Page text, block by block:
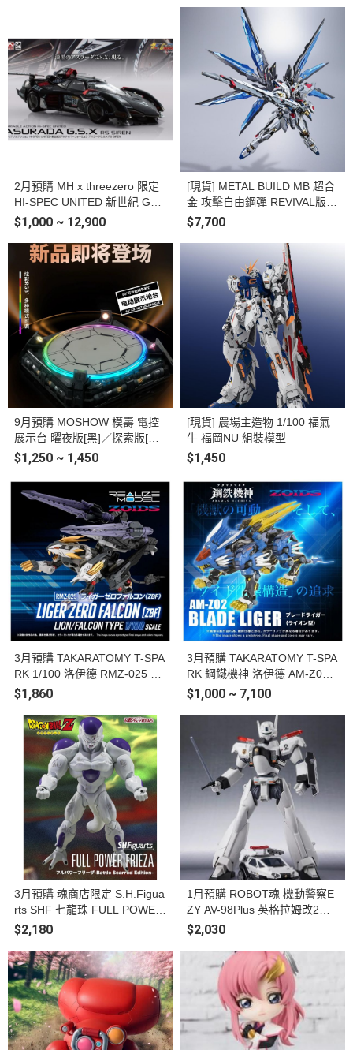
2月預購 MH x threezero 限定
HI-SPEC UNITED 新世紀 GPX
閃電霹靂車 阿斯拉 G.S.X RS S
示盒
$1,000 ~ 12,900
[現貨] METAL BUILD MB 超合
金 攻擊自由鋼彈 REVIVAL版
塗裝完成品(再版)
$7,700
9月預購 MOSHOW 模壽 電控
展示台 曜夜版[黑]／探索版[白]
模型發光地台 共兩款
$1,250 ~ 1,450
[現貨] 農場主造物 1/100 福氣
牛 福岡NU 組裝模型
$1,450
3月預購 TAKARATOMY T-SPA
RK 1/100 洛伊德 RMZ-025 長
牙獅零式・獵鷹型（ZBF）組
$1,860
3月預購 TAKARATOMY T-SPA
RK 鋼鐵機神 洛伊德 AM-Z02
重裝長牙獅 合金完成品
$1,000 ~ 7,100
3月預購 魂商店限定 S.H.Figua
rts SHF 七龍珠 FULL POWER
弗力沙 -Battle Scarred Edition-
$2,180
1月預購 ROBOT魂 機動警察E
ZY AV-98Plus 英格拉姆改2號
機 可動完成品
$2,030